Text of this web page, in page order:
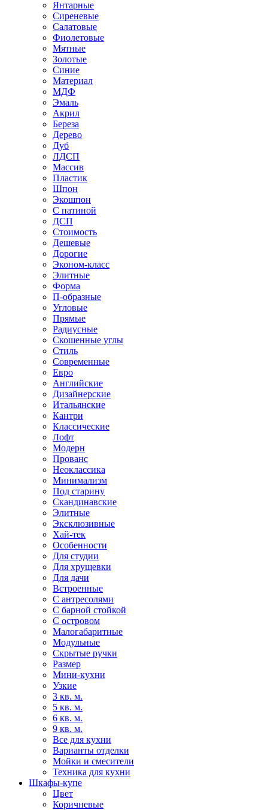
Янтарные
Сиреневые
Салатовые
Фиолетовые
Мятные
Золотые
Синие
Материал
МДФ
Эмаль
Акрил
Береза
Дерево
Дуб
ЛДСП
Массив
Пластик
Шпон
Экошпон
С патиной
ДСП
Стоимость
Дешевые
Дорогие
Эконом-класс
Элитные
Форма
П-образные
Угловые
Прямые
Радиусные
Скошенные углы
Стиль
Современные
Евро
Английские
Дизайнерские
Итальянские
Кантри
Классические
Лофт
Модерн
Прованс
Неоклассика
Минимализм
Под старину
Скандинавские
Элитные
Эксклюзивные
Хай-тек
Особенности
Для студии
Для хрущевки
Для дачи
Встроенные
С антресолями
С барной стойкой
С островом
Малогабаритные
Модульные
Скрытые ручки
Размер
Мини-кухни
Узкие
3 кв. м.
5 кв. м.
6 кв. м.
9 кв. м.
Все для кухни
Варианты отделки
Мойки и смесители
Техника для кухни
Шкафы-купе
Цвет
Коричневые